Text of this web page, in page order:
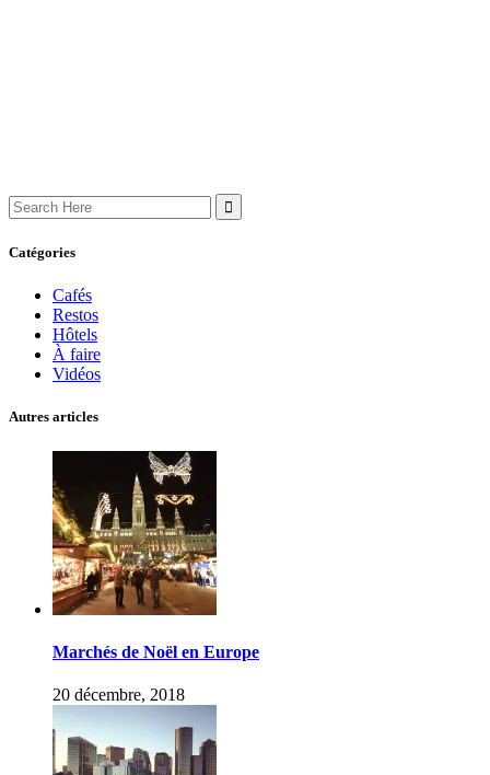
Search
for:
Catégories
Cafés
Restos
Hôtels
À faire
Vidéos
Autres articles
Marchés de Noël en Europe
20 décembre, 2018